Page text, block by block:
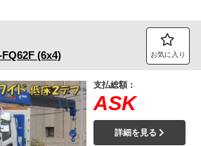
(6x4) お気に入り
支払総額：
ASK
詳細を見る